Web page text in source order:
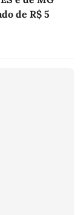
de R$ 5